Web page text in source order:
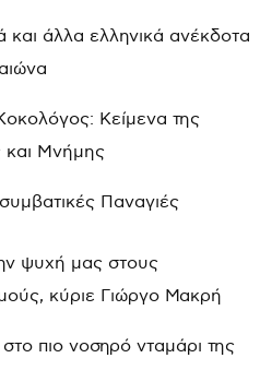
και άλλα ελληνικά ανέκδοτα
Κείμενα της
και Μνήμης
Παναγιές
ψυχή μας στους
κύριε Γιώργο Μακρή
πιο νοσηρό νταμάρι της